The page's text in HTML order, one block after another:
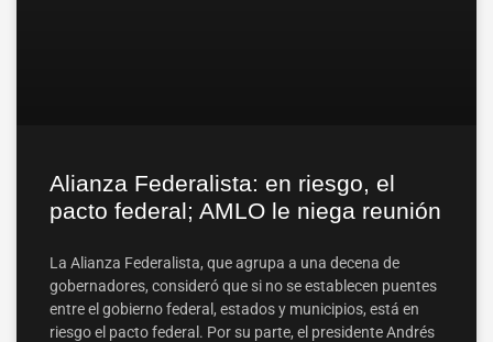
Alianza Federalista: en riesgo, el
pacto federal; AMLO le niega reunión
La Alianza Federalista, que agrupa a una decena de
gobernadores, consideró que si no se establecen puentes
entre el gobierno federal, estados y municipios, está en
riesgo el pacto federal. Por su parte, el presidente Andrés